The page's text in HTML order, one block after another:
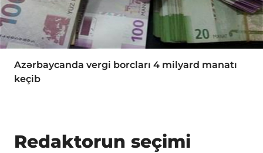
Azərbaycanda vergi borcları 4 milyard manatı
keçib
Redaktorun seçimi